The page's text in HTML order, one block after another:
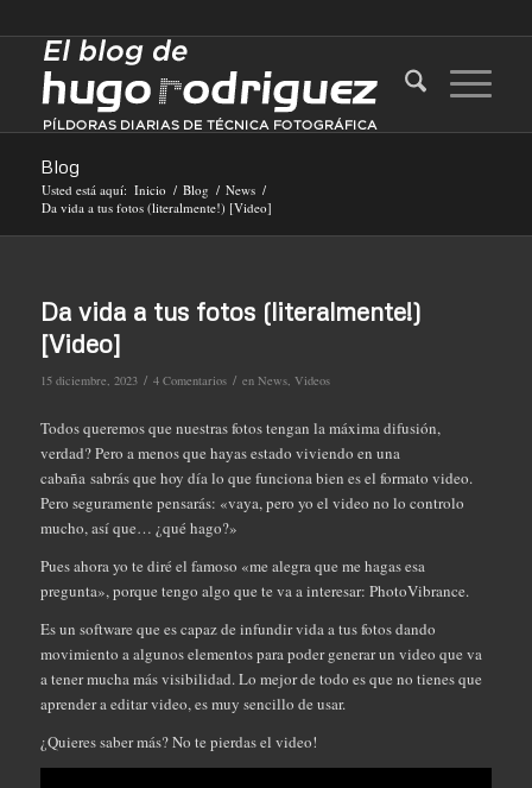
Blog
Usted está aquí: Inicio / Blog / News /
Da vida a tus fotos (literalmente!) [Video]
Da vida a tus fotos (literalmente!)
[Video]
15 diciembre, 2023 / 4 Comentarios / en News, Videos
Todos queremos que nuestras fotos tengan la máxima difusión,
verdad? Pero a menos que hayas estado viviendo en una
cabaña sabrás que hoy día lo que funciona bien es el formato video.
Pero seguramente pensarás: «vaya, pero yo el video no lo controlo
mucho, así que… ¿qué hago?»
Pues ahora yo te diré el famoso «me alegra que me hagas esa
pregunta», porque tengo algo que te va a interesar: PhotoVibrance.
Es un software que es capaz de infundir vida a tus fotos dando
movimiento a algunos elementos para poder generar un video que va
a tener mucha más visibilidad. Lo mejor de todo es que no tienes que
aprender a editar video, es muy sencillo de usar.
¿Quieres saber más? No te pierdas el video!